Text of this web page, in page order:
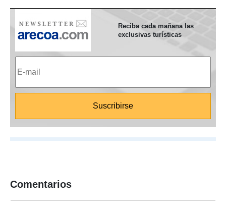
Reciba cada mañana las
exclusivas turísticas
Comentarios